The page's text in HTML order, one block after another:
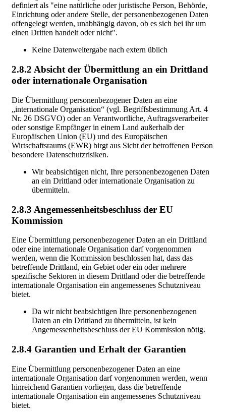
definiert als "eine natürliche oder juristische Person, Behörde,
Einrichtung oder andere Stelle, der personenbezogenen Daten
offengelegt werden, unabhängig davon, ob es sich bei ihr um
einen Dritten handelt oder nicht".
Keine Datenweitergabe nach extern üblich
2.8.2 Absicht der Übermittlung an ein Drittland
oder internationale Organisation
Die Übermittlung personenbezogener Daten an eine
„internationale Organisation“ (vgl. Begriffsbestimmung Art. 4
Nr. 26 DSGVO) oder an Verantwortliche, Auftragsverarbeiter
oder sonstige Empfänger in einem Land außerhalb der
Europäischen Union (EU) und des Europäischen
Wirtschaftsraums (EWR) birgt aus Sicht der betroffenen Person
besondere Datenschutzrisiken.
Wir beabsichtigen nicht, Ihre personenbezogenen Daten
an ein Drittland oder internationale Organisation zu
übermitteln.
2.8.3 Angemessenheitsbeschluss der EU
Kommission
Eine Übermittlung personenbezogener Daten an ein Drittland
oder eine internationale Organisation darf vorgenommen
werden, wenn die Kommission beschlossen hat, dass das
betreffende Drittland, ein Gebiet oder ein oder mehrere
spezifische Sektoren in diesem Drittland oder die betreffende
internationale Organisation ein angemessenes Schutzniveau
bietet.
Da wir nicht beabsichtigen Ihre personenbezogenen
Daten an ein Drittland zu übermitteln, ist kein
Angemessenheitsbeschluss der EU Kommission nötig.
2.8.4 Garantien und Erhalt der Garantien
Eine Übermittlung personenbezogener Daten an eine
internationale Organisation darf vorgenommen werden, wenn
hinreichend Garantien vorliegen, dass die betreffende
internationale Organisation ein angemessenes Schutzniveau
bietet.